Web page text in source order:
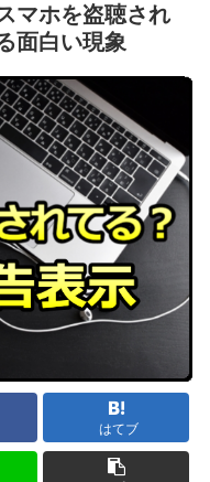
マホを盗聴され
面白い現象
はてブ